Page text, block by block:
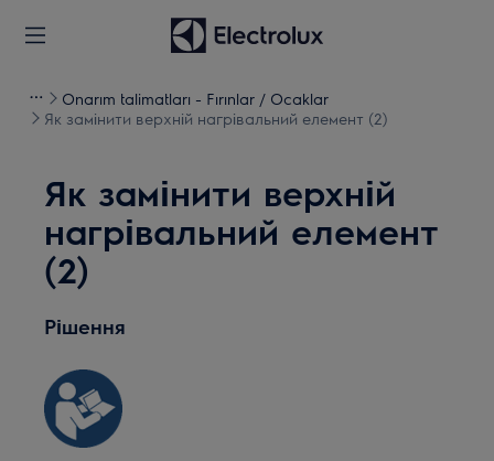
Onarım talimatları - Fırınlar / Ocaklar
Як замінити верхній нагрівальний елемент (2)
Як замінити верхній
нагрівальний елемент
(2)
Рішення